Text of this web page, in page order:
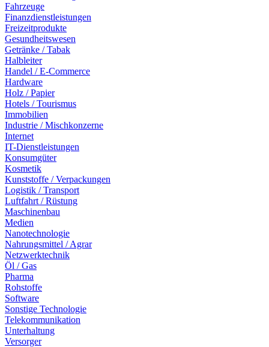
Fahrzeuge
Finanzdienstleistungen
Freizeitprodukte
Gesundheitswesen
Getränke / Tabak
Halbleiter
Handel / E-Commerce
Hardware
Holz / Papier
Hotels / Tourismus
Immobilien
Industrie / Mischkonzerne
Internet
IT-Dienstleistungen
Konsumgüter
Kosmetik
Kunststoffe / Verpackungen
Logistik / Transport
Luftfahrt / Rüstung
Maschinenbau
Medien
Nanotechnologie
Nahrungsmittel / Agrar
Netzwerktechnik
Öl / Gas
Pharma
Rohstoffe
Software
Sonstige Technologie
Telekommunikation
Unterhaltung
Versorger